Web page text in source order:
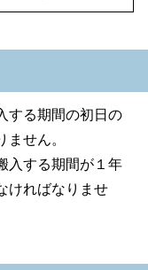
する期間の初日の
せん。
入する期間が１年
ければなりませ